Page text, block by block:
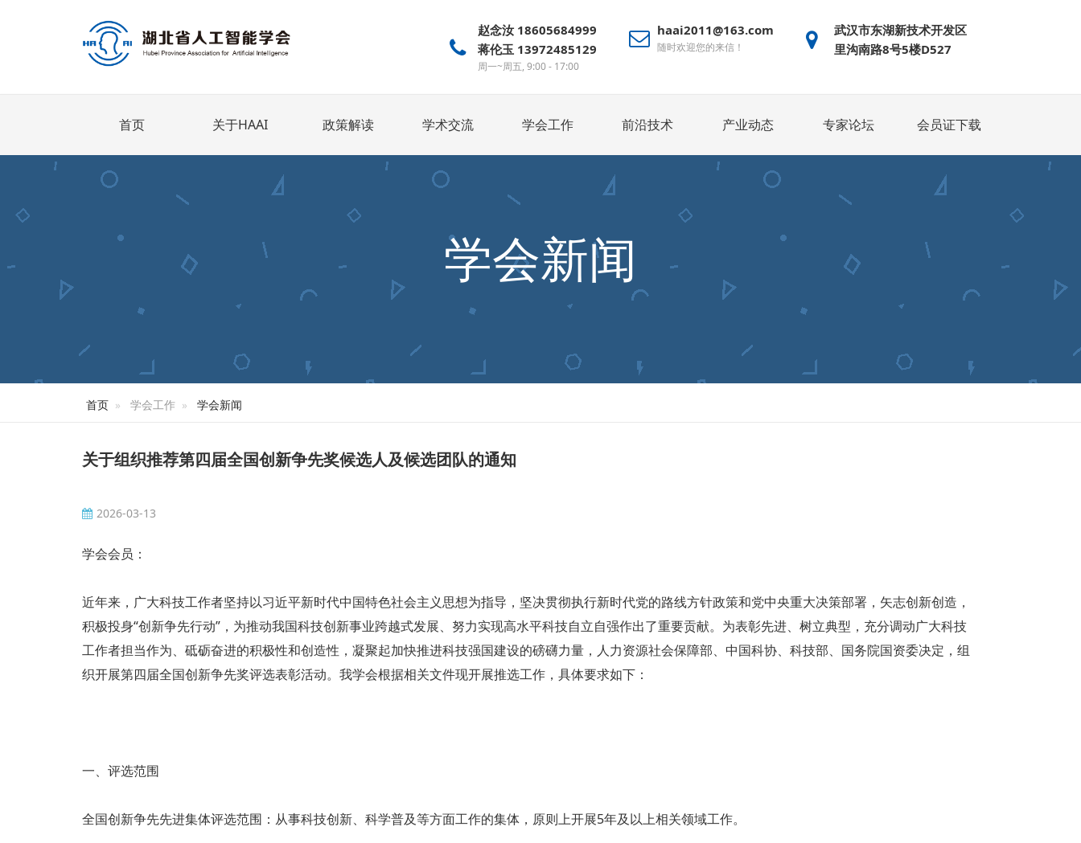
赵念汝 18605684999
蒋伦玉 13972485129
周一~周五, 9:00 - 17:00
haai2011@163.com
随时欢迎您的来信！
武汉市东湖新技术开发区
里沟南路8号5楼D527
首页 关于HAAI 政策解读 学术交流 学会工作 前沿技术 产业动态 专家论坛 会员证下载
学会新闻
首页 学会工作 学会新闻
关于组织推荐第四届全国创新争先奖候选人及候选团队的通知
2026-03-13
学会会员：
近年来，广大科技工作者坚持以习近平新时代中国特色社会主义思想为指导，坚决贯彻执行新时代党的路线方针政策和党中央重大决策部署，矢志创新创造，
积极投身“创新争先行动”，为推动我国科技创新事业跨越式发展、努力实现高水平科技自立自强作出了重要贡献。为表彰先进、树立典型，充分调动广大科技
工作者担当作为、砥砺奋进的积极性和创造性，凝聚起加快推进科技强国建设的磅礴力量，人力资源社会保障部、中国科协、科技部、国务院国资委决定，组
织开展第四届全国创新争先奖评选表彰活动。我学会根据相关文件现开展推选工作，具体要求如下：
一、评选范围
全国创新争先先进集体评选范围：从事科技创新、科学普及等方面工作的集体，原则上开展5年及以上相关领域工作。